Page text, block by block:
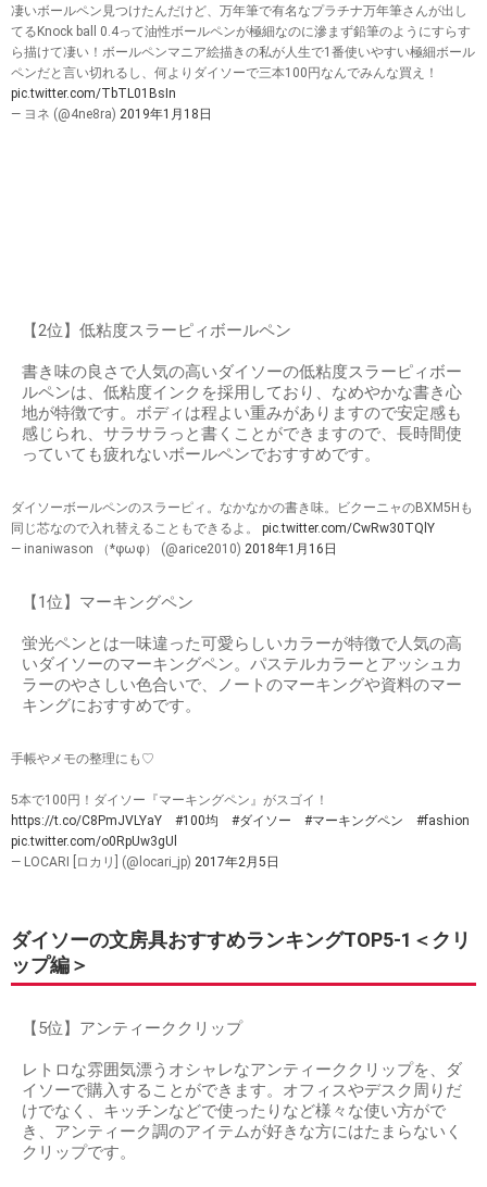
凄いボールペン見つけたんだけど、万年筆で有名なプラチナ万年筆さんが出し
てるKnock ball 0.4って油性ボールペンが極細なのに滲まず鉛筆のようにすらす
ら描けて凄い！ボールペンマニア絵描きの私が人生で1番使いやすい極細ボール
ペンだと言い切れるし、何よりダイソーで三本100円なんでみんな買え！
pic.twitter.com/TbTL01BsIn
— ヨネ (@4ne8ra) 2019年1月18日
【2位】低粘度スラーピィボールペン
書き味の良さで人気の高いダイソーの低粘度スラーピィボー
ルペンは、低粘度インクを採用しており、なめやかな書き心
地が特徴です。ボディは程よい重みがありますので安定感も
感じられ、サラサラっと書くことができますので、長時間使
っていても疲れないボールペンでおすすめです。
ダイソーボールペンのスラーピィ。なかなかの書き味。ビクーニャのBXM5Hも
同じ芯なので入れ替えることもできるよ。 pic.twitter.com/CwRw30TQlY
— inaniwason （*φωφ） (@arice2010) 2018年1月16日
【1位】マーキングペン
蛍光ペンとは一味違った可愛らしいカラーが特徴で人気の高
いダイソーのマーキングペン。パステルカラーとアッシュカ
ラーのやさしい色合いで、ノートのマーキングや資料のマー
キングにおすすめです。
手帳やメモの整理にも♡
5本で100円！ダイソー『マーキングペン』がスゴイ！
https://t.co/C8PmJVLYaY
#100均 #ダイソー #マーキングペン
#fashion
pic.twitter.com/o0RpUw3gUl
— LOCARI [ロカリ] (@locari_jp) 2017年2月5日
ダイソーの文房具おすすめランキングTOP5-1＜クリ
ップ編＞
【5位】アンティーククリップ
レトロな雰囲気漂うオシャレなアンティーククリップを、ダ
イソーで購入することができます。オフィスやデスク周りだ
けでなく、キッチンなどで使ったりなど様々な使い方がで
き、アンティーク調のアイテムが好きな方にはたまらないく
クリップです。